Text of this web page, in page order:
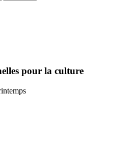
pour la culture